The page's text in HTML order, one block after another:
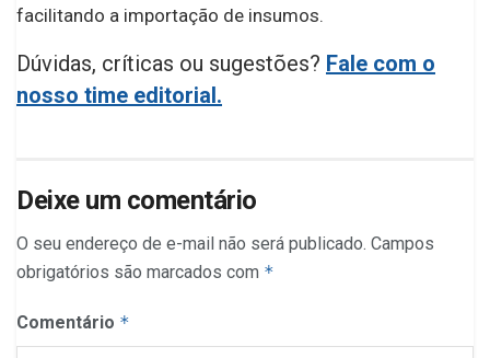
facilitando a importação de insumos.
Dúvidas, críticas ou sugestões? Fale com o
nosso time editorial.
Deixe um comentário
O seu endereço de e-mail não será publicado. Campos
obrigatórios são marcados com *
Comentário *